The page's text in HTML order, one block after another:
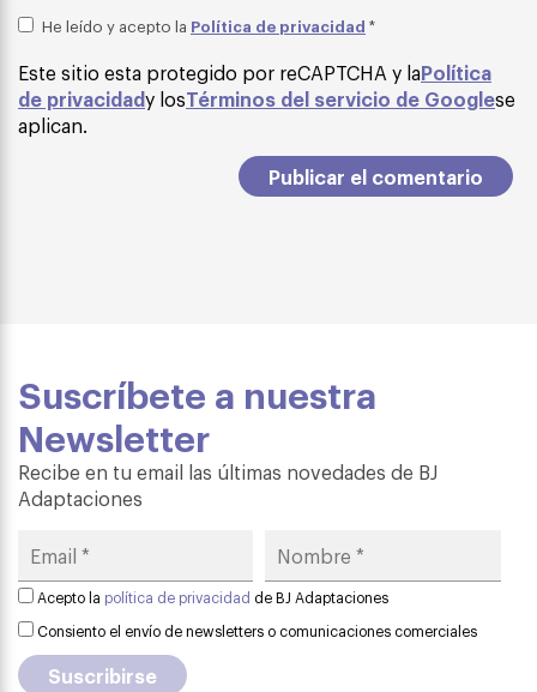
He leído y acepto la Política de privacidad *
Este sitio esta protegido por reCAPTCHA y laPolítica
de privacidady losTérminos del servicio de Googlese
aplican.
Suscríbete a nuestra
Newsletter
Recibe en tu email las últimas novedades de BJ
Adaptaciones
Acepto la política de privacidad de BJ Adaptaciones
Consiento el envío de newsletters o comunicaciones comerciales